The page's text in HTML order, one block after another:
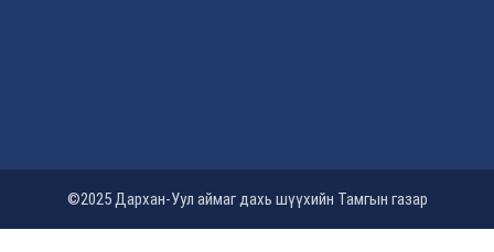
©2025 Дархан-Уул аймаг дахь шүүхийн Тамгын газар